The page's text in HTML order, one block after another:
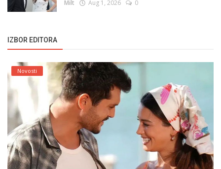
Milt Aug 1, 2026 0
IZBOR EDITORA
Novosti